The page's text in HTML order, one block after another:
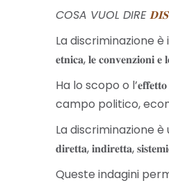
COSA VUOL DIRE
La discriminazione è il
𝐞𝐭𝐧𝐢𝐜𝐚, 𝐥𝐞 𝐜𝐨𝐧𝐯𝐞𝐧𝐳𝐢𝐨𝐧𝐢 𝐞
Ha lo scopo o l’𝐞𝐟𝐟𝐞𝐭𝐭𝐨
campo politico,
La discriminazione è
𝐝𝐢𝐫𝐞𝐭𝐭𝐚, 𝐢𝐧𝐝𝐢𝐫𝐞𝐭𝐭𝐚,
Queste indagini